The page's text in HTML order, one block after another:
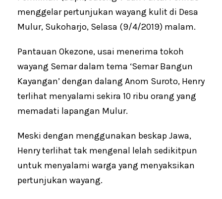
menggelar pertunjukan wayang kulit di Desa
Mulur, Sukoharjo, Selasa (9/4/2019) malam.
Pantauan Okezone, usai menerima tokoh
wayang Semar dalam tema ‘Semar Bangun
Kayangan’ dengan dalang Anom Suroto, Henry
terlihat menyalami sekira 10 ribu orang yang
memadati lapangan Mulur.
Meski dengan menggunakan beskap Jawa,
Henry terlihat tak mengenal lelah sedikitpun
untuk menyalami warga yang menyaksikan
pertunjukan wayang.